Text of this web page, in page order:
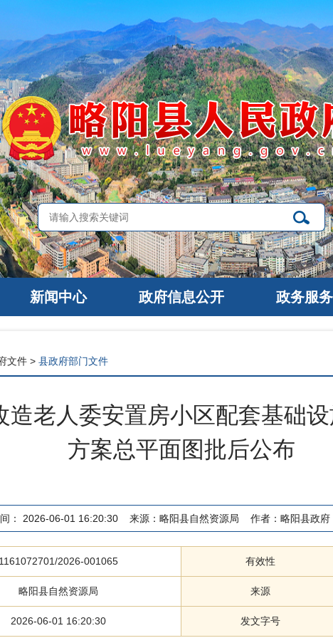
新闻中心 政府信息公开 政务服务
文件 > 县政府部门文件
造老人委安置房小区配套基础
方案总平面图批后公布
： 2026-06-01 16:20:30 来源： 略阳县自然资源局 作者： 略阳县政府
1161072701/2026-001065 有效性
略阳县自然资源局 来源
2026-06-01 16:20:30 发文字号